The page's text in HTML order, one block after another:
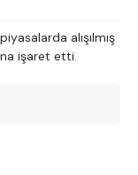
alışılmış
işaret etti.